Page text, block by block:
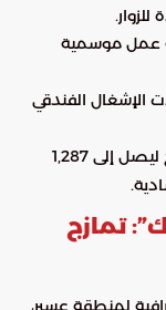
فرصة عمل موسمية
الإشغال الفندقي
: رفع متوسط إنفاق السائح ليصل إلى 1,287
تمازج
لمنطقة عسير،